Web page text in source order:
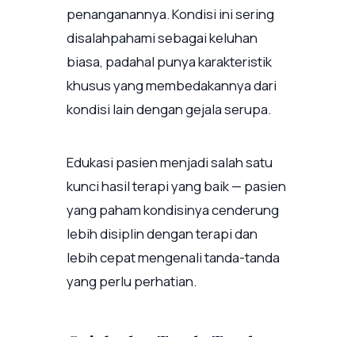
penanganannya. Kondisi ini sering
disalahpahami sebagai keluhan
biasa, padahal punya karakteristik
khusus yang membedakannya dari
kondisi lain dengan gejala serupa.
Edukasi pasien menjadi salah satu
kunci hasil terapi yang baik — pasien
yang paham kondisinya cenderung
lebih disiplin dengan terapi dan
lebih cepat mengenali tanda-tanda
yang perlu perhatian.